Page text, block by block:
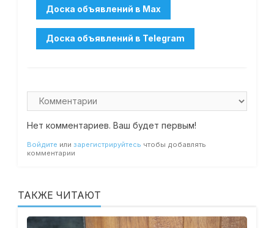
Нет комментариев. Ваш будет первым!
Войдите или зарегистрируйтесь чтобы добавлять
комментарии
ТАКЖЕ ЧИТАЮТ